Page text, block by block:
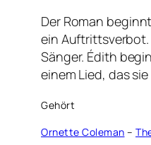
Der Roman
ein Auftrittsverbot.
Sänger. Édith
einem Lied, das
Gehört
Ornette Coleman –